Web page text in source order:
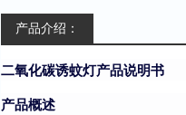
产品介绍：
二氧化碳诱蚊灯产品说明书
产品概述